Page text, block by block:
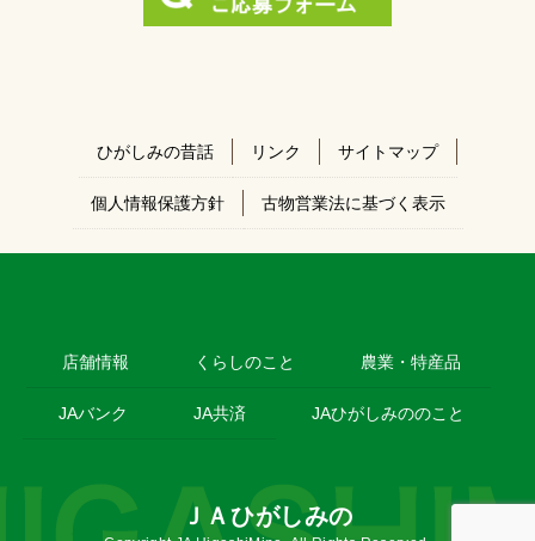
ひがしみの昔話 リンク サイトマップ
個人情報保護方針 古物営業法に基づく表示
店舗情報 くらしのこと 農業・特産品
JAバンク JA共済 JAひがしみののこと
ＪＡひがしみの